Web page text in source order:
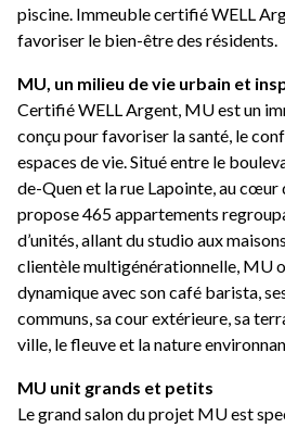
piscine. Immeuble certifié WELL
favoriser le bien-être des résidents.
MU, un milieu de vie urbain et
Certifié WELL Argent, MU est un
conçu pour favoriser la santé, le
espaces de vie. Situé entre le
de-Quen et la rue Lapointe, au cœur
propose 465 appartements
d’unités, allant du studio aux
clientèle multigénérationnelle, MU
dynamique avec son café barista,
communs, sa cour extérieure, sa
ville, le fleuve et la nature
MU unit grands et petits
Le grand salon du projet MU est